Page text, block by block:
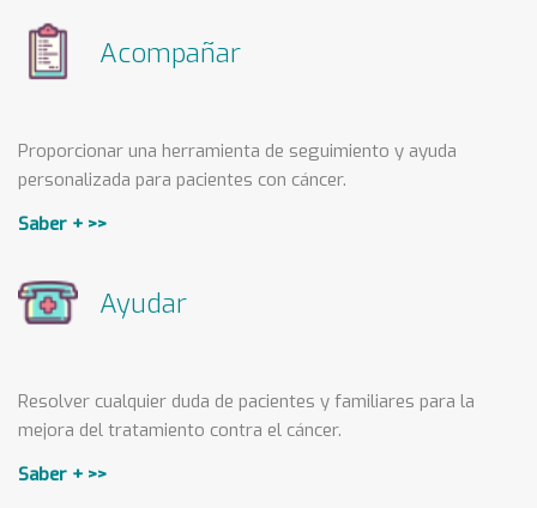
Acompañar
Proporcionar una herramienta de seguimiento y ayuda
personalizada para pacientes con cáncer.
Saber + >>
Ayudar
Resolver cualquier duda de pacientes y familiares para la
mejora del tratamiento contra el cáncer.
Saber + >>